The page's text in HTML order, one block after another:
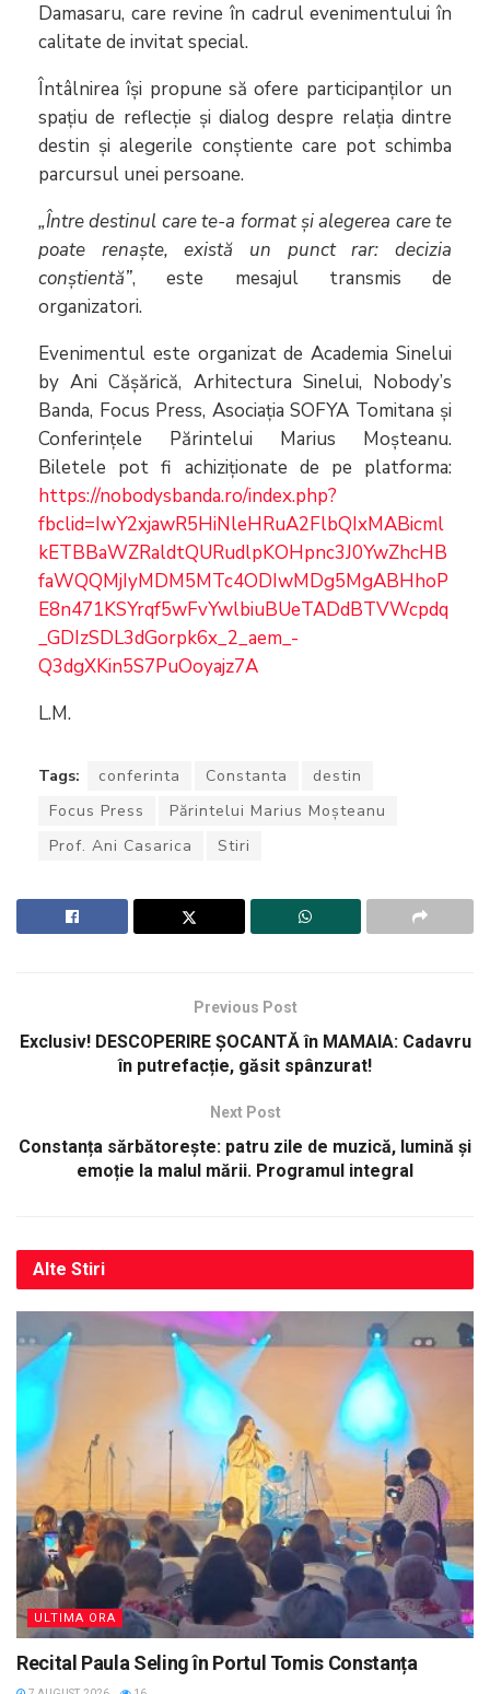
Damasaru, care revine în cadrul evenimentului în
calitate de invitat special.
Întâlnirea își propune să ofere participanților un
spațiu de reflecție și dialog despre relația dintre
destin și alegerile conștiente care pot schimba
parcursul unei persoane.
„Între destinul care te-a format și alegerea care te
poate renaște, există un punct rar: decizia
conștientă”, este mesajul transmis de
organizatori.
Evenimentul este organizat de Academia Sinelui
by Ani Cășărică, Arhitectura Sinelui, Nobody’s
Banda, Focus Press, Asociația SOFYA Tomitana și
Conferințele Părintelui Marius Moșteanu.
Biletele pot fi achiziționate de pe platforma:
https://nobodysbanda.ro/index.php?
fbclid=IwY2xjawR5HiNleHRuA2FlbQIxMABicml
kETBBaWZRaldtQURudlpKOHpnc3J0YwZhcHB
faWQQMjIyMDM5MTc4ODIwMDg5MgABHhoP
E8n471KSYrqf5wFvYwlbiuBUeTADdBTVWcpdq
_GDIzSDL3dGorpk6x_2_aem_-
Q3dgXKin5S7PuOoyajz7A
L.M.
Tags: conferinta Constanta
destin
Focus Press
Părintelui Marius Moșteanu
Prof. Ani Casarica
Stiri
Previous Post
Exclusiv! DESCOPERIRE ȘOCANTĂ în MAMAIA: Cadavru
în putrefacție, găsit spânzurat!
Next Post
Constanța sărbătorește: patru zile de muzică, lumină și
emoție la malul mării. Programul integral
Alte Stiri
ULTIMA ORA
Recital Paula Seling în Portul Tomis Constanța